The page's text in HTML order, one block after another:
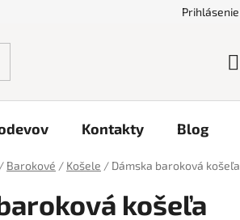
Prihlásenie
Kontakty Blog
/ Barokové / Košele / Dámska baroková košeľa
košeľa